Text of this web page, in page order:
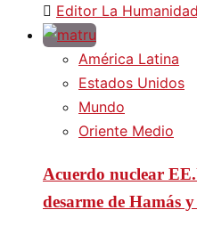
Editor La Humanidad
América Latina
Estados Unidos
Mundo
Oriente Medio
Acuerdo nuclear
desarme de Hamás